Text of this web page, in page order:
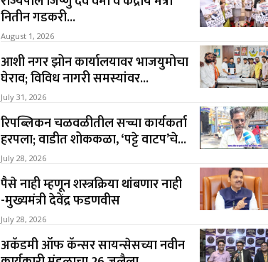
नितीन गडकरी...
August 1, 2026
आशी नगर झोन कार्यालयावर भाजयुमोचा
घेराव; विविध नागरी समस्यांवर...
July 31, 2026
रिपब्लिकन चळवळीतील सच्चा कार्यकर्ता
हरपला; वाडीत शोककळा, ‘पट्टे वाटप’चे...
July 28, 2026
पैसे नाही म्हणून शस्त्रक्रिया थांबणार नाही
-मुख्यमंत्री देवेंद्र फडणवीस
July 28, 2026
अकॅडमी ऑफ कॅन्सर सायन्सेसच्या नवीन